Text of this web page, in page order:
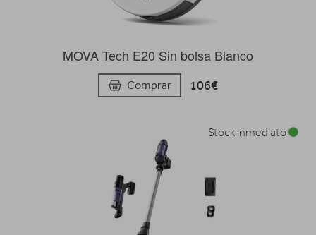
MOVA Tech E20 Sin bolsa Blanco
Comprar 106€
Stock inmediato